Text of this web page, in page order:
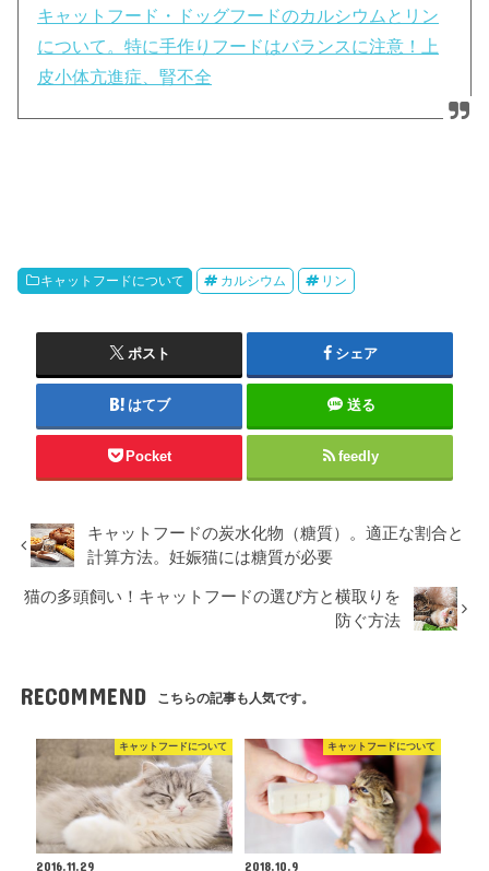
キャットフード・ドッグフードのカルシウムとリン
について。特に手作りフードはバランスに注意！上
皮小体亢進症、腎不全
キャットフードについて カルシウム リン
ポスト シェア
はてブ 送る
Pocket feedly
キャットフードの炭水化物（糖質）。適正な割合と
計算方法。妊娠猫には糖質が必要
猫の多頭飼い！キャットフードの選び方と横取りを
防ぐ方法
RECOMMEND こちらの記事も人気です。
キャットフードについて
2016.11.29
キャットフードについて
2018.10.9